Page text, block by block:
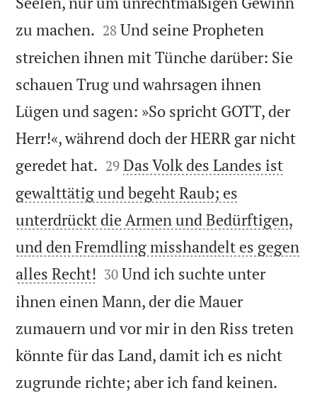
zu machen. 

28 Und seine Propheten
streichen ihnen mit Tünche darüber: Sie
schauen Trug und wahrsagen ihnen
Lügen und sagen: »So spricht GOTT, der
Herr!«, während doch der HERR gar nicht
geredet hat. 

29 Das Volk des Landes ist
gewalttätig und begeht Raub; es
unterdrückt die Armen und Bedürftigen,
und den Fremdling misshandelt es gegen
alles Recht! 

30 Und ich suchte unter
ihnen einen Mann, der die Mauer
zumauern und vor mir in den Riss treten
könnte für das Land, damit ich es nicht
zugrunde richte; aber ich fand keinen.